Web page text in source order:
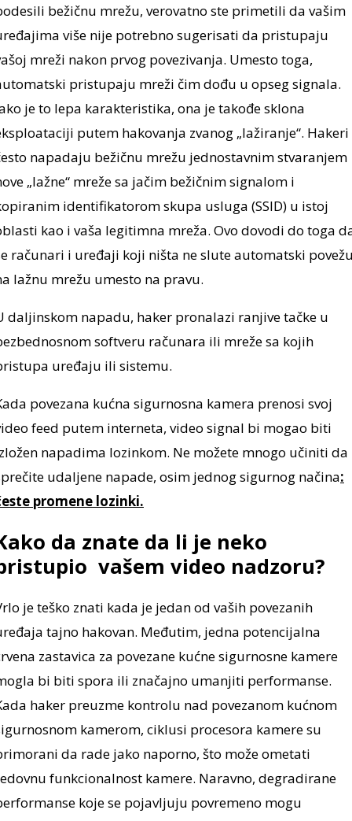
bežičnu mrežu, verovatno ste primetili da vašim
više nije potrebno sugerisati da pristupaju
mreži nakon prvog povezivanja. Umesto toga,
pristupaju mreži čim dođu u opseg signala.
je to lepa karakteristika, ona je takođe sklona
putem hakovanja zvanog „lažiranje“. Hakeri
napadaju bežičnu mrežu jednostavnim stvaranjem
„lažne“ mreže sa jačim bežičnim signalom i
identifikatorom skupa usluga (SSID) u istoj
kao i vaša legitimna mreža. Ovo dovodi do toga
računari i uređaji koji ništa ne slute automatski
lažnu mrežu umesto na pravu.
daljinskom napadu, haker pronalazi ranjive tačke u
softveru računara ili mreže sa kojih
uređaju ili sistemu.
povezana kućna sigurnosna kamera prenosi svoj
feed putem interneta, video signal bi mogao biti
napadima lozinkom. Ne možete mnogo učiniti da
udaljene napade, osim jednog sigurnog načina:
promene lozinki.
da znate da li je neko
vašem video nadzoru?
je teško znati kada je jedan od vaših povezanih
tajno hakovan. Međutim, jedna potencijalna
zastavica za povezane kućne sigurnosne kamere
bi biti spora ili značajno umanjiti performanse.
haker preuzme kontrolu nad povezanom kućnom
kamerom, ciklusi procesora kamere su
da rade jako naporno, što može ometati
funkcionalnost kamere. Naravno, degradirane
koje se pojavljuju povremeno mogu